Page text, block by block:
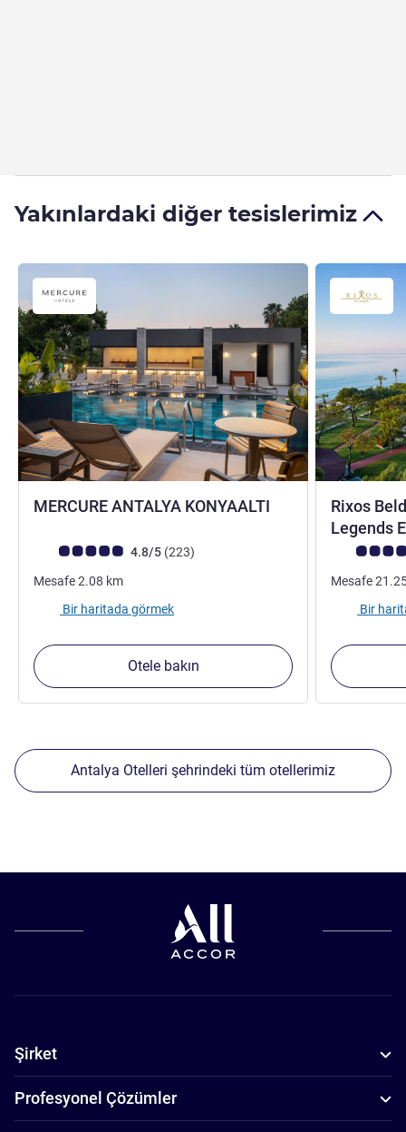
Yakınlardaki diğer tesislerimiz
MERCURE ANTALYA KONYAALTI
Avis müşterileri puanı (ALL Puanlama)
4.8/5 (223görüş
)
Mesafe2.08 km
Bir haritada görmek
Otele bakın
Rixos
Legends
Avis
Mesafe
Bir
Antalya Otelleri şehrindeki tüm otellerimiz
Şirket
Profesyonel Çözümler